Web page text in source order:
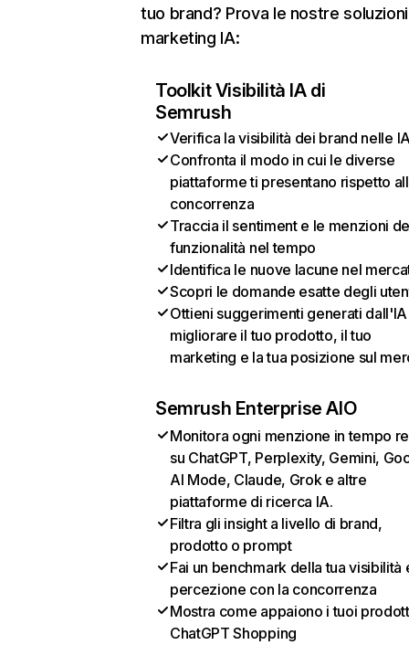
tuo brand? Prova le nostre
marketing IA:
Toolkit Visibilità IA di
Semrush
Verifica la visibilità dei brand nelle
Confronta il modo in cui le diverse
piattaforme ti presentano rispetto
concorrenza
Traccia il sentiment e le menzioni
funzionalità nel tempo
Identifica le nuove lacune nel
Scopri le domande esatte degli
Ottieni suggerimenti generati
migliorare il tuo prodotto, il tuo
marketing e la tua posizione sul
Semrush Enterprise AIO
Monitora ogni menzione in tempo
su ChatGPT, Perplexity, Gemini,
AI Mode, Claude, Grok e altre
piattaforme di ricerca IA.
Filtra gli insight a livello di brand,
prodotto o prompt
Fai un benchmark della tua visibilità
percezione con la concorrenza
Mostra come appaiono i tuoi
ChatGPT Shopping